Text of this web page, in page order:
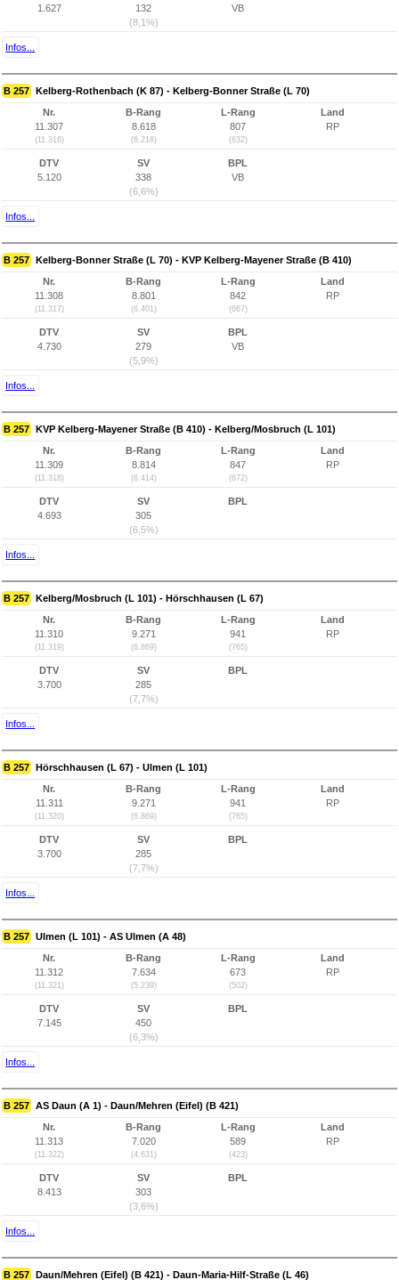
1.627
132
(8,1%)
VB
Infos...
B 257 Kelberg-Rothenbach (K 87) - Kelberg-Bonner Straße (L 70)
Nr.
11.307
(11.316)
B-Rang
8.618
(6.218)
L-Rang
807
(632)
Land
RP
DTV
5.120
SV
338
(6,6%)
BPL
VB
Infos...
B 257 Kelberg-Bonner Straße (L 70) - KVP Kelberg-Mayener Straße (B 410)
Nr.
11.308
(11.317)
B-Rang
8.801
(6.401)
L-Rang
842
(667)
Land
RP
DTV
4.730
SV
279
(5,9%)
BPL
VB
Infos...
B 257 KVP Kelberg-Mayener Straße (B 410) - Kelberg/Mosbruch (L 101)
Nr.
11.309
(11.318)
B-Rang
8.814
(6.414)
L-Rang
847
(672)
Land
RP
DTV
4.693
SV
305
(6,5%)
BPL
Infos...
B 257 Kelberg/Mosbruch (L 101) - Hörschhausen (L 67)
Nr.
11.310
(11.319)
B-Rang
9.271
(6.869)
L-Rang
941
(765)
Land
RP
DTV
3.700
SV
285
(7,7%)
BPL
Infos...
B 257 Hörschhausen (L 67) - Ulmen (L 101)
Nr.
11.311
(11.320)
B-Rang
9.271
(6.869)
L-Rang
941
(765)
Land
RP
DTV
3.700
SV
285
(7,7%)
BPL
Infos...
B 257 Ulmen (L 101) - AS Ulmen (A 48)
Nr.
11.312
(11.321)
B-Rang
7.634
(5.239)
L-Rang
673
(502)
Land
RP
DTV
7.145
SV
450
(6,3%)
BPL
Infos...
B 257 AS Daun (A 1) - Daun/Mehren (Eifel) (B 421)
Nr.
11.313
(11.322)
B-Rang
7.020
(4.631)
L-Rang
589
(423)
Land
RP
DTV
8.413
SV
303
(3,6%)
BPL
Infos...
B 257 Daun/Mehren (Eifel) (B 421) - Daun-Maria-Hilf-Straße (L 46)